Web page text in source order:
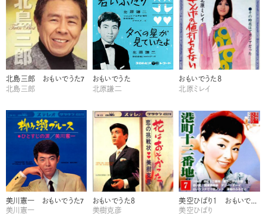
北島三郎 おもいでうた7
北島三郎
おもいでうた
北原謙二
おもいでうた８
北原ミレイ
美川憲一 おもいでうた7
美川憲一
おもいでうた８
美樹克彦
美空ひばり１ おもいでうた
美空ひばり